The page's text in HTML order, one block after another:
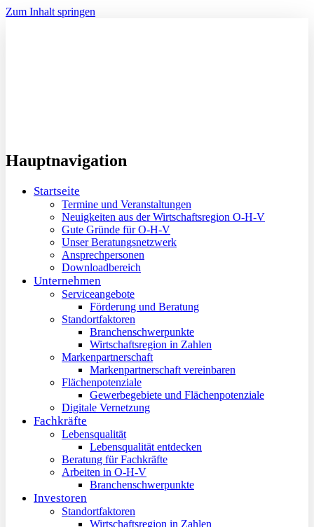
Zum Inhalt springen
Hauptnavigation
Startseite
Termine und Veranstaltungen
Neuigkeiten aus der Wirtschaftsregion O-H-V
Gute Gründe für O-H-V
Unser Beratungsnetzwerk
Ansprechpersonen
Downloadbereich
Unternehmen
Serviceangebote
Förderung und Beratung
Standortfaktoren
Branchenschwerpunkte
Wirtschaftsregion in Zahlen
Markenpartnerschaft
Markenpartnerschaft vereinbaren
Flächenpotenziale
Gewerbegebiete und Flächenpotenziale
Digitale Vernetzung
Fachkräfte
Lebensqualität
Lebensqualität entdecken
Beratung für Fachkräfte
Arbeiten in O-H-V
Branchenschwerpunkte
Investoren
Standortfaktoren
Wirtschaftsregion in Zahlen